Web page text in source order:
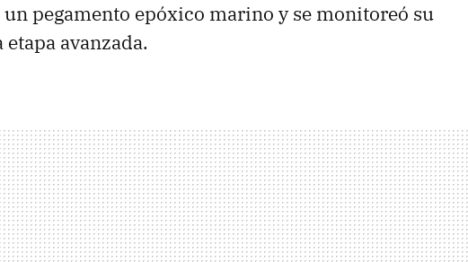
pegamento epóxico marino y se monitoreó su
avanzada.